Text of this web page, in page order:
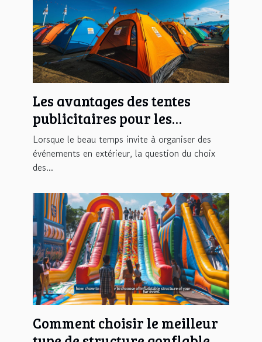
Les avantages des tentes
publicitaires pour les
événements en plein air
Lorsque le beau temps invite à organiser des
événements en extérieur, la question du choix
des...
Comment choisir le meilleur